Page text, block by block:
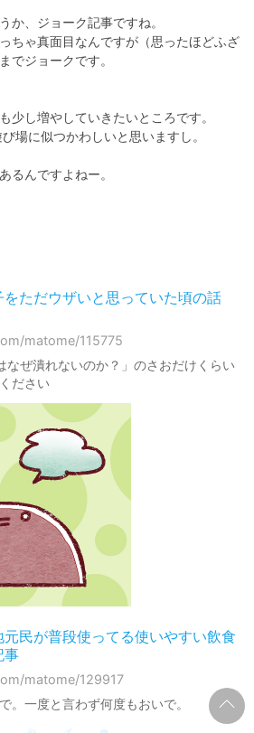
、ジョーク記事ですね。
ちゃ真面目なんですが（思ったほどふざ
でジョークです。
少し増やしていきたいところです。
場に似つかわしいと思いますし。
るんですよねー。
ただウザいと思っていた頃の話
matome/115775
なぜ潰れないのか？」のさおだけくらい
ださい
元民が普段使ってる使いやすい飲食
事
matome/129917
。一度と言わず何度もおいで。